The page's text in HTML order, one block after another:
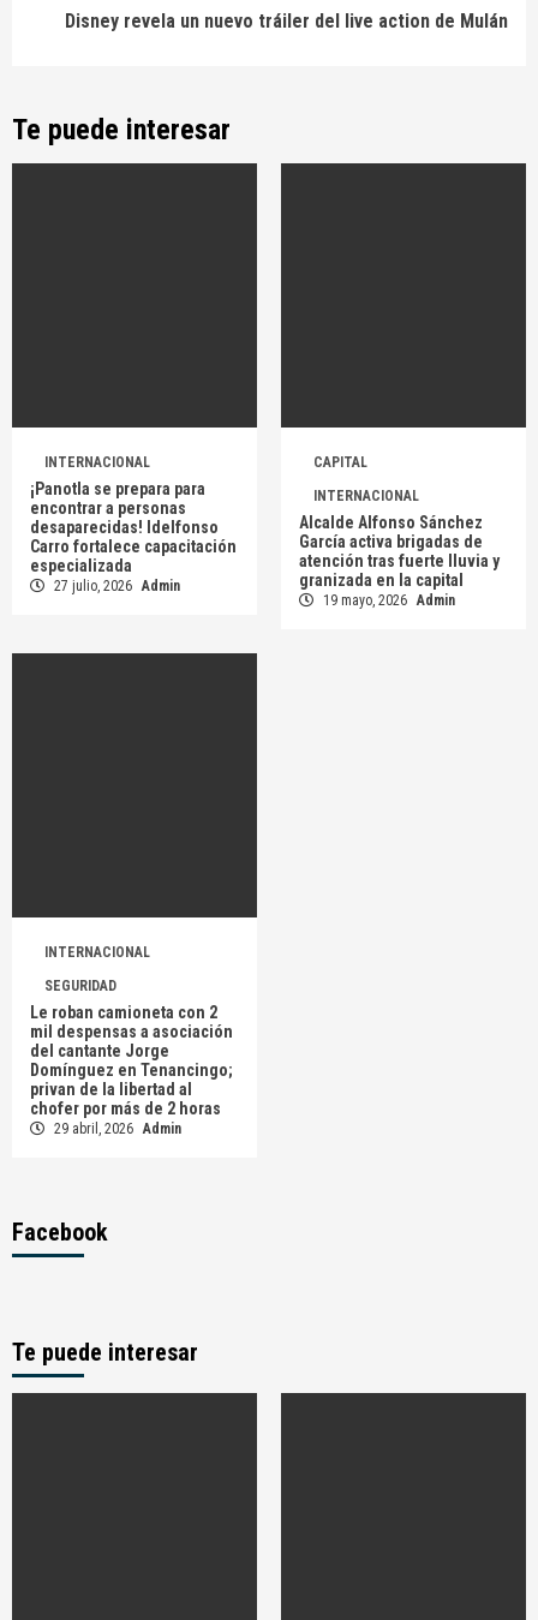
Disney revela un nuevo tráiler del live action de Mulán
Te puede interesar
INTERNACIONAL
¡Panotla se prepara para
encontrar a personas
desaparecidas! Idelfonso
Carro fortalece capacitación
especializada
27 julio, 2026 Admin
CAPITAL
INTERNACIONAL
Alcalde Alfonso Sánchez
García activa brigadas de
atención tras fuerte lluvia y
granizada en la capital
19 mayo, 2026 Admin
INTERNACIONAL
SEGURIDAD
Le roban camioneta con 2
mil despensas a asociación
del cantante Jorge
Domínguez en Tenancingo;
privan de la libertad al
chofer por más de 2 horas
29 abril, 2026 Admin
Facebook
Te puede interesar